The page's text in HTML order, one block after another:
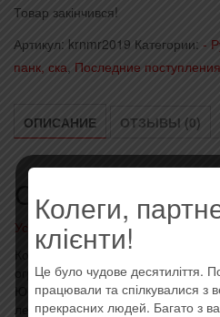
Товар закінчився!
Артикул: krnmr2019 Категории: -
панк, ска, Последние поступления
ОПИСАНИЕ ОТЗЫВЫ (0)
Описание
Усі товари: Воплі Відоплясова
Коллекционный релиз на белом
ограниченным тиражом 100
Юбилейное (25 лет первому
легендарного «французского
Колеги,
клієнти!
Це було чудове десятиліття.
працювали та спілкувалися з
прекрасних людей. Багато з